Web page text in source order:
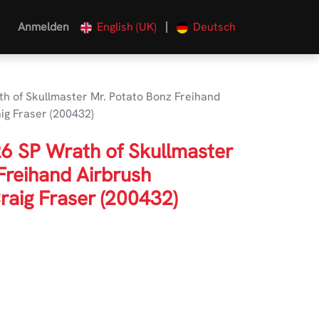
Anmelden English (UK) | Deutsch
of Skullmaster Mr. Potato Bonz Freihand
Fraser (200432)
SP Wrath of Skullmaster
Airbrush
Fraser (200432)